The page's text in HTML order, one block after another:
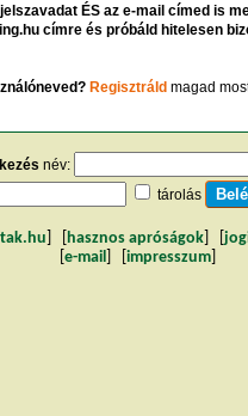
ÉS az e-mail címed is
címre és próbáld hitelesen
Regisztráld magad
név:
tárolás
hasznos apróságok
e-mail impresszum]